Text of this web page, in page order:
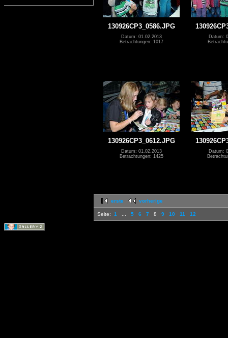
130926CP3_0586.JPG
Datum: 01.02.2013
Betrachtungen: 1017
Datum:
130926CP3_0612.JPG
Datum: 01.02.2013
Betrachtungen: 1425
Datum:
erste vorherige
Seite: 1 5 6 7 8 9 10 11 12